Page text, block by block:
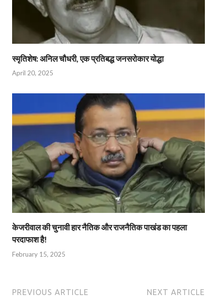
स्मृतिशेष: अनिल चौधरी, एक प्रतिबद्ध जनसरोकार योद्धा​
April 20, 2025
केजरीवाल की चुनावी हार नैतिक और राजनैतिक पाखंड का पहला
परदाफाश है!
February 15, 2025
PREVIOUS ARTICLE NEXT ARTICLE